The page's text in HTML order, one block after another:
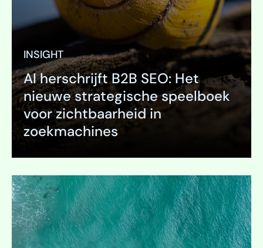
INSIGHT
AI herschrijft B2B SEO: Het
nieuwe strategische speelboek
voor zichtbaarheid in
zoekmachines
Uitklappen